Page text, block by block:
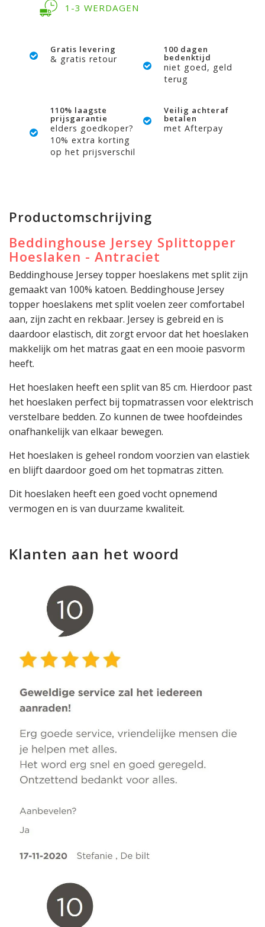
1-3 WERDAGEN
Gratis levering
& gratis retour
100 dagen
bedenktijd
niet goed, geld
terug
110% laagste
prijsgarantie
elders goedkoper?
10% extra korting
op het prijsverschil
Veilig achteraf
betalen
met Afterpay
Productomschrijving
Beddinghouse Jersey Splittopper
Hoeslaken - Antraciet
Beddinghouse Jersey topper hoeslakens met split zijn
gemaakt van 100% katoen. Beddinghouse Jersey
topper hoeslakens met split voelen zeer comfortabel
aan, zijn zacht en rekbaar. Jersey is gebreid en is
daardoor elastisch, dit zorgt ervoor dat het hoeslaken
makkelijk om het matras gaat en een mooie pasvorm
heeft.
Het hoeslaken heeft een split van 85 cm. Hierdoor past
het hoeslaken perfect bij topmatrassen voor elektrisch
verstelbare bedden. Zo kunnen de twee hoofdeindes
onafhankelijk van elkaar bewegen.
Het hoeslaken is geheel rondom voorzien van elastiek
en blijft daardoor goed om het topmatras zitten.
Dit hoeslaken heeft een goed vocht opnemend
vermogen en is van duurzame kwaliteit.
Klanten aan het woord